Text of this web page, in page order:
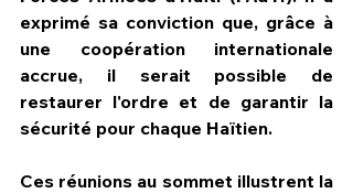
exprimé sa conviction que, grâce à
une coopération internationale
accrue, il serait possible de
restaurer l'ordre et de garantir la
sécurité pour chaque Haïtien.
Ces réunions au sommet illustrent la